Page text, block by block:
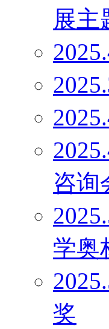
展主
咨询
学奥
奖